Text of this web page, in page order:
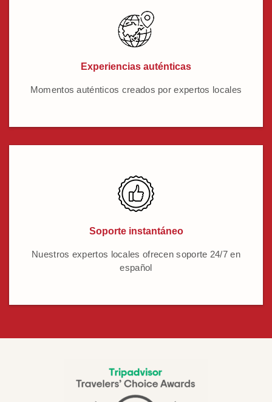
Experiencias auténticas
Momentos auténticos creados por expertos locales
Soporte instantáneo
Nuestros expertos locales ofrecen soporte 24/7 en
español